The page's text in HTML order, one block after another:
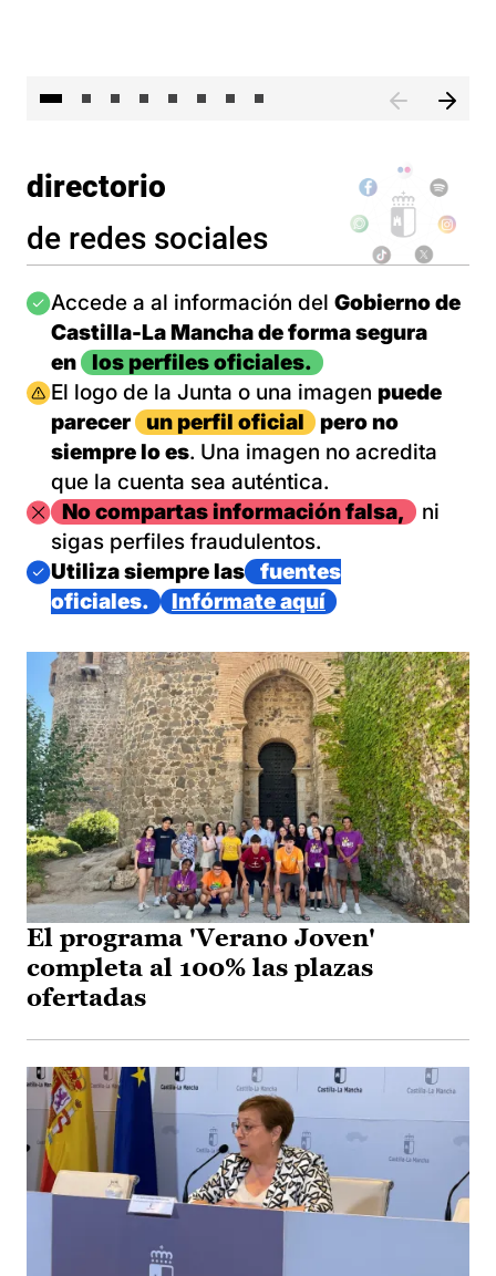
directorio
de redes sociales
Imagen
Accede a al información del Gobierno de
Castilla-La Mancha de forma segura
en
los perfiles oficiales.
Imagen
El logo de la Junta o una imagen puede
parecer
un perfil oficial
pero no
siempre lo es. Una imagen no acredita
que la cuenta sea auténtica.
ImagenNo compartas información falsa,
ni
sigas perfiles fraudulentos.
Imagen
Utiliza siempre las
fuentes
oficiales.
Infórmate aquí
El programa 'Verano Joven'
completa al 100% las plazas
ofertadas